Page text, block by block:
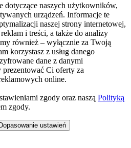
dotyczące naszych użytkowników,
urządzeń. Informacje te
naszej strony internetowej,
i treści, a także do analizy
również – wyłącznie za Twoją
korzystasz z usług danego
dane z danymi
Ci oferty za
online.
zgody oraz naszą Polityką
zgody.
ustawień